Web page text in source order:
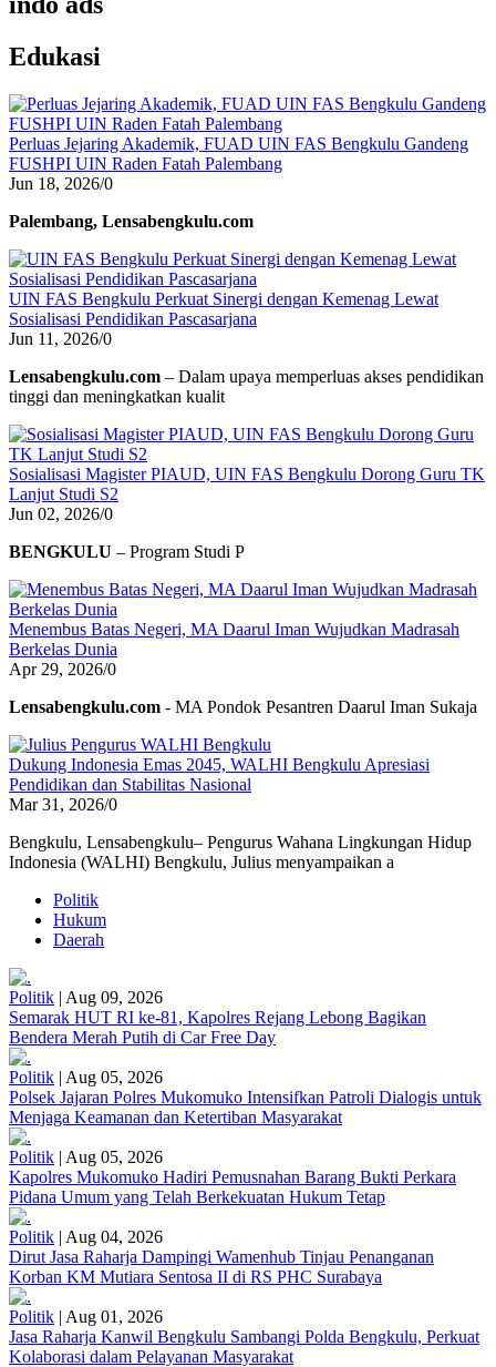
Edukasi
Perluas Jejaring Akademik, FUAD UIN FAS Bengkulu Gandeng
FUSHPI UIN Raden Fatah Palembang
Jun 18, 2026/0
Palembang, Lensabengkulu.com
UIN FAS Bengkulu Perkuat Sinergi dengan Kemenag Lewat
Sosialisasi Pendidikan Pascasarjana
Jun 11, 2026/0
Lensabengkulu.com – Dalam upaya memperluas akses pendidikan
tinggi dan meningkatkan kualit
Sosialisasi Magister PIAUD, UIN FAS Bengkulu Dorong Guru TK
Lanjut Studi S2
Jun 02, 2026/0
BENGKULU – Program Studi P
Menembus Batas Negeri, MA Daarul Iman Wujudkan Madrasah
Berkelas Dunia
Apr 29, 2026/0
Lensabengkulu.com - MA Pondok Pesantren Daarul Iman Sukaja
Dukung Indonesia Emas 2045, WALHI Bengkulu Apresiasi
Pendidikan dan Stabilitas Nasional
Mar 31, 2026/0
Bengkulu, Lensabengkulu– Pengurus Wahana Lingkungan Hidup
Indonesia (WALHI) Bengkulu, Julius menyampaikan a
Politik
Hukum
Daerah
Politik | Aug 09, 2026
Semarak HUT RI ke-81, Kapolres Rejang Lebong Bagikan
Bendera Merah Putih di Car Free Day
Politik | Aug 05, 2026
Polsek Jajaran Polres Mukomuko Intensifkan Patroli Dialogis untuk
Menjaga Keamanan dan Ketertiban Masyarakat
Politik | Aug 05, 2026
Kapolres Mukomuko Hadiri Pemusnahan Barang Bukti Perkara
Pidana Umum yang Telah Berkekuatan Hukum Tetap
Politik | Aug 04, 2026
Dirut Jasa Raharja Dampingi Wamenhub Tinjau Penanganan
Korban KM Mutiara Sentosa II di RS PHC Surabaya
Politik | Aug 01, 2026
Jasa Raharja Kanwil Bengkulu Sambangi Polda Bengkulu, Perkuat
Kolaborasi dalam Pelayanan Masyarakat